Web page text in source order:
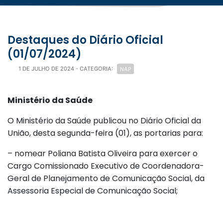
Destaques do Diário Oficial
(01/07/2024)
1 DE JULHO DE 2024 - CATEGORIA: NAP
Ministério da Saúde
O Ministério da Saúde publicou no Diário Oficial da
União, desta segunda-feira (01), as portarias para:
– nomear Poliana Batista Oliveira para exercer o
Cargo Comissionado Executivo de Coordenadora-
Geral de Planejamento de Comunicação Social, da
Assessoria Especial de Comunicação Social;